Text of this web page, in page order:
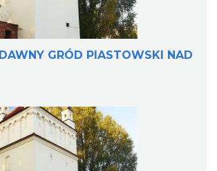
GRÓD PIASTOWSKI NAD